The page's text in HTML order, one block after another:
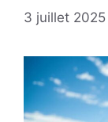
3 juillet 2025